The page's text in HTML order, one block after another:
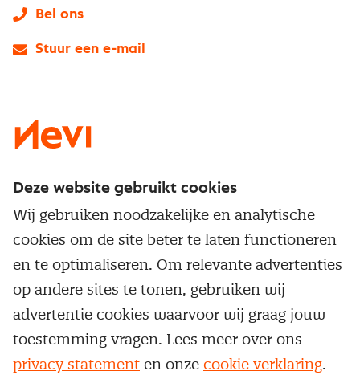
Service & contact
Over inkoop
Netwerk en communities
Aanmelden nieuwsbrief
Word lid van Nevi
Populaire thema's
Aanbesteden
Contractmanagement
Kostenmanagement
Onderhandelen
Opleidingen en trainingen
Trainingen
Opleidingen
Bel ons
Stuur een e-mail
Cookievoorkeuren beherenOnzealgemene
Deze website gebruikt cookies
Wij gebruiken noodzakelijke en analytische
cookies om de site beter te laten functioneren
en te optimaliseren. Om relevante advertenties
op andere sites te tonen, gebruiken wij
advertentie cookies waarvoor wij graag jouw
toestemming vragen. Lees meer over ons
privacy statement en onze cookie verklaring.